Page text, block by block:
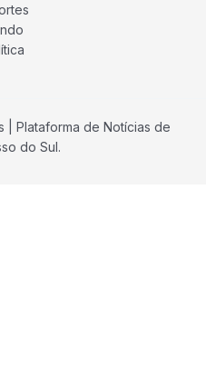
| Plataforma de Notícias de
do Sul.